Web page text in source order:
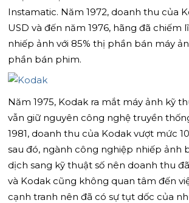
Instamatic. Năm 1972, doanh thu của
USD và đến năm 1976, hãng đã chiếm
nhiếp ảnh với 85% thị phần bán máy
phần bán phim.
Năm 1975, Kodak ra mắt máy ảnh kỹ
vẫn giữ nguyên công nghệ truyền
1981, doanh thu của Kodak vượt mức
sau đó, ngành công nghiệp nhiếp ảnh
dịch sang kỹ thuật số nên doanh thu
và Kodak cũng không quan tâm đến
cạnh tranh nên đã có sự tụt dốc của